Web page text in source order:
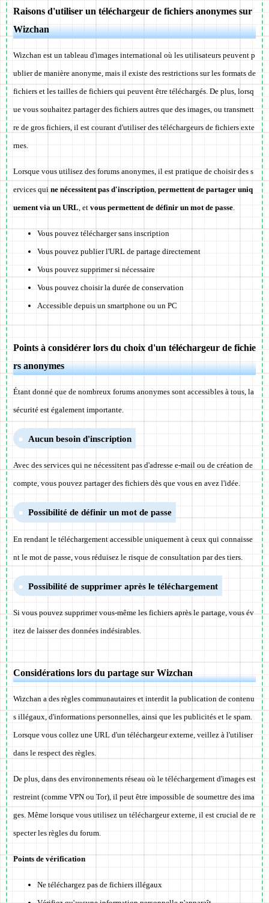
Raisons d'utiliser un téléchargeur de fichiers anonymes sur
Wizchan
Wizchan est un tableau d'images international où les utilisateurs peuvent p
ublier de manière anonyme, mais il existe des restrictions sur les formats de
fichiers et les tailles de fichiers qui peuvent être téléchargés. De plus, lorsq
ue vous souhaitez partager des fichiers autres que des images, ou transmett
re de gros fichiers, il est courant d'utiliser des téléchargeurs de fichiers exte
rnes.
Lorsque vous utilisez des forums anonymes, il est pratique de choisir des s
ervices qui ne nécessitent pas d'inscription, permettent de partager uniq
uement via un URL, et vous permettent de définir un mot de passe.
Vous pouvez télécharger sans inscription
Vous pouvez publier l'URL de partage directement
Vous pouvez supprimer si nécessaire
Vous pouvez choisir la durée de conservation
Accessible depuis un smartphone ou un PC
Points à considérer lors du choix d'un téléchargeur de fichie
rs anonymes
Étant donné que de nombreux forums anonymes sont accessibles à tous, la
sécurité est également importante.
Aucun besoin d'inscription
Avec des services qui ne nécessitent pas d'adresse e-mail ou de création de
compte, vous pouvez partager des fichiers dès que vous en avez l'idée.
Possibilité de définir un mot de passe
En rendant le téléchargement accessible uniquement à ceux qui connaisse
nt le mot de passe, vous réduisez le risque de consultation par des tiers.
Possibilité de supprimer après le téléchargement
Si vous pouvez supprimer vous-même les fichiers après le partage, vous év
itez de laisser des données indésirables.
Considérations lors du partage sur Wizchan
Wizchan a des règles communautaires et interdit la publication de contenu
s illégaux, d'informations personnelles, ainsi que les publicités et le spam.
Lorsque vous collez une URL d'un téléchargeur externe, veillez à l'utiliser
dans le respect des règles.
De plus, dans des environnements réseau où le téléchargement d'images est
restreint (comme VPN ou Tor), il peut être impossible de soumettre des ima
ges. Même lorsque vous utilisez un téléchargeur externe, il est crucial de re
specter les règles du forum.
Points de vérification
Ne téléchargez pas de fichiers illégaux